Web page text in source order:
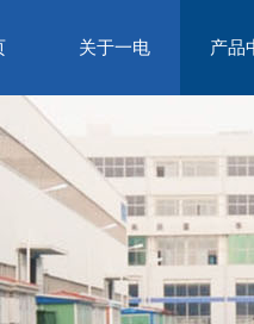
关于一电 产品